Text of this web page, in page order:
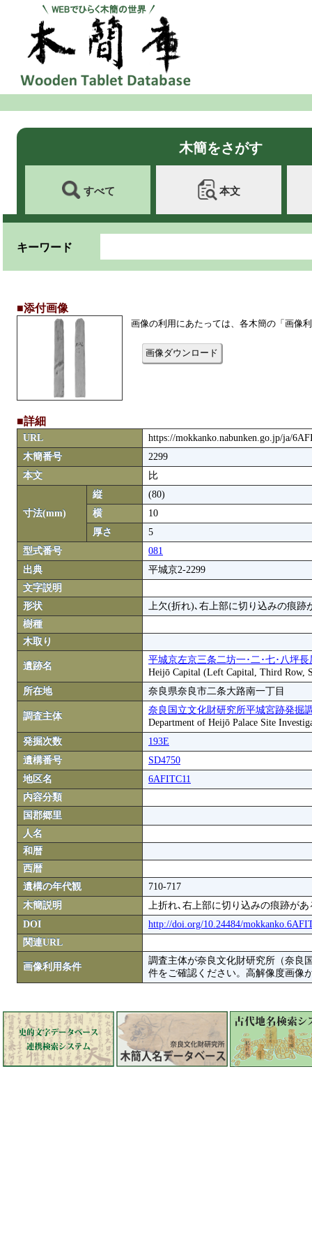
木簡をさがす
すべて 本文
キーワード
■添付画像
画像の利用にあたっては、各木簡の「画像
画像ダウンロード
■詳細
URL
https://mokkanko.nabunken.go.jp/ja/
木簡番号
2299
本文
比
寸法(mm)
縦
(80)
横
10
厚さ
5
型式番号
081
出典
平城京2-2299
文字説明
形状
上欠(折れ)､右上部に切り込みの痕跡
樹種
木取り
遺跡名
平城京左京三条二坊一･二･七･八坪長
Heijō Capital (Left Capital, Third Row,
所在地
奈良県奈良市二条大路南一丁目
調査主体
奈良国立文化財研究所平城宮跡発掘
Department of Heijō Palace Site
発掘次数
193E
遺構番号
SD4750
地区名
6AFITC11
内容分類
国郡郷里
人名
和暦
西暦
遺構の年代観
710-717
木簡説明
上折れ､右上部に切り込みの痕跡が
DOI
http://doi.org/10.24484/
関連URL
画像利用条件
調査主体が奈良文化財研究所（奈良
件をご確認ください。高解像度画像